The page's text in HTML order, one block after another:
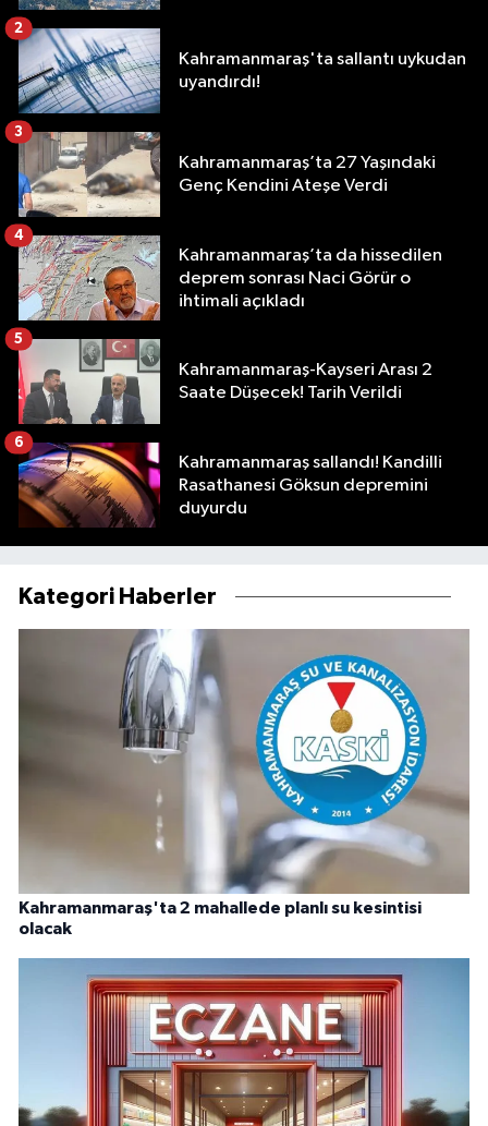
Kahramanmaraş'ta sallantı uykudan
uyandırdı!
2
Kahramanmaraş’ta 27 Yaşındaki
Genç Kendini Ateşe Verdi
3
Kahramanmaraş’ta da hissedilen
deprem sonrası Naci Görür o
ihtimali açıkladı
4
Kahramanmaraş-Kayseri Arası 2
Saate Düşecek! Tarih Verildi
5
Kahramanmaraş sallandı! Kandilli
Rasathanesi Göksun depremini
duyurdu
6
Kategori Haberler
Kahramanmaraş'ta 2 mahallede planlı su kesintisi
olacak